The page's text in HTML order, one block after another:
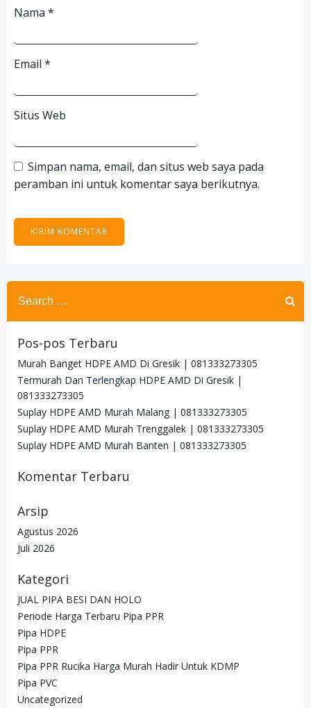
Nama *
Email *
Situs Web
Simpan nama, email, dan situs web saya pada
peramban ini untuk komentar saya berikutnya.
Search
for:
Pos-pos Terbaru
Murah Banget HDPE AMD Di Gresik | 081333273305
Termurah Dan Terlengkap HDPE AMD Di Gresik |
081333273305
Suplay HDPE AMD Murah Malang | 081333273305
Suplay HDPE AMD Murah Trenggalek | 081333273305
Suplay HDPE AMD Murah Banten | 081333273305
Komentar Terbaru
Arsip
Agustus 2026
Juli 2026
Kategori
JUAL PIPA BESI DAN HOLO
Periode Harga Terbaru Pipa PPR
Pipa HDPE
Pipa PPR
Pipa PPR Rucika Harga Murah Hadir Untuk KDMP
Pipa PVC
Uncategorized